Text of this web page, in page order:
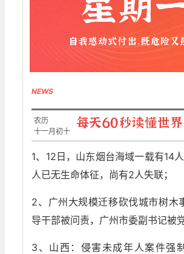
NEWS
农历
十一月初十
1、12日，山东烟台海域一载有14
人已无生命体征，尚有2人失联；
2、广州大规模迁移砍伐城市树木
导干部被问责，广州市委副书记被
3、山西：侵害未成年人案件强